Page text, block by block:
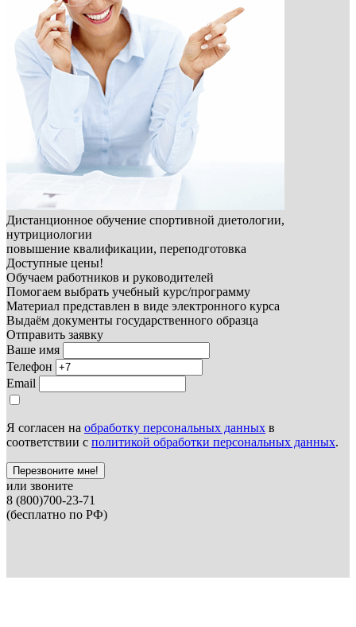
Дистанционное обучение спортивной диетологии,
нутрициологии
повышение квалификации, переподготовка
Доступные цены!
Обучаем работников и руководителей
Помогаем выбрать учебный курс/программу
Материал представлен в виде электронного курса
Выдаём документы государственного образца
Отправить заявку
Ваше имя
Телефон
Email
Я согласен на обработку персональных данных в
соответствии с политикой обработки персональных данных.
Перезвоните мне!
или звоните
8 (800)700-23-71
(бесплатно по РФ)